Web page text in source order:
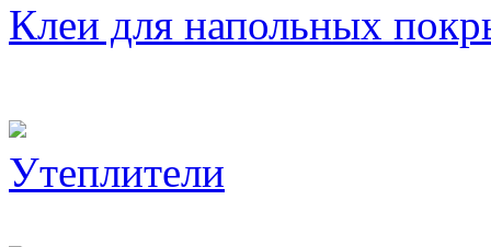
Клеи для напольных
Утеплители